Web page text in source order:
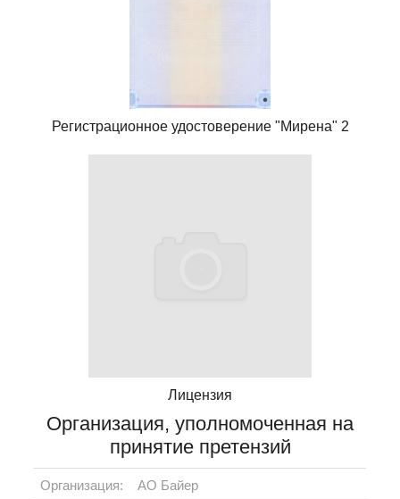
Регистрационное удостоверение "Мирена" 2
Лицензия
Организация, уполномоченная на
принятие претензий
Организация: АО Байер